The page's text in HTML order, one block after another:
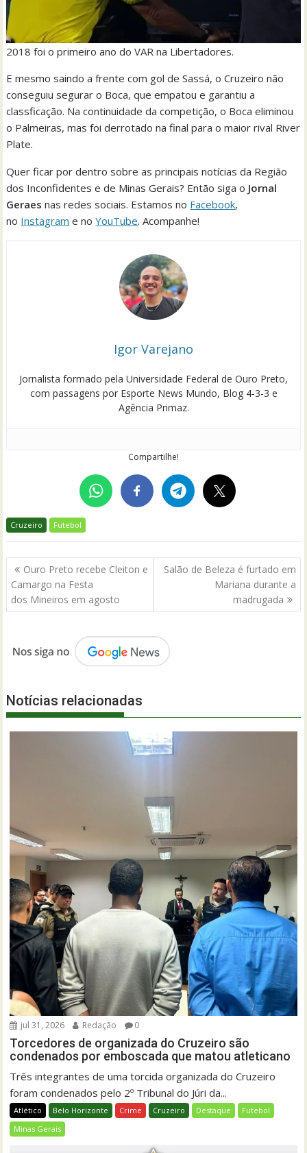
2018 foi o primeiro ano do VAR na Libertadores.
E mesmo saindo a frente com gol de Sassá, o Cruzeiro não
conseguiu segurar o Boca, que empatou e garantiu a
classficação. Na continuidade da competição, o Boca eliminou
o Palmeiras, mas foi derrotado na final para o maior rival River
Plate.
Quer ficar por dentro sobre as principais notícias da Região
dos Inconfidentes e de Minas Gerais? Então siga o Jornal
Geraesnas redes sociais. Estamos no Facebook,
no Instagram e noYouTube. Acompanhe!
Igor Varejano
Jornalista formado pela Universidade Federal de Ouro Preto,
com passagens por Esporte News Mundo, Blog 4-3-3 e
Agência Primaz.
Compartilhe!
Cruzeiro Futebol
Navegação
de
Post
Ouro Preto recebe Cleiton e
Camargo na Festa
dos Mineiros em agosto
Salão de Beleza é furtado em
Mariana durante a
madrugada
Notícias relacionadas
jul 31, 2026 Redação 0
Torcedores de organizada do Cruzeiro são
condenados por emboscada que matou atleticano
Três integrantes de uma torcida organizada do Cruzeiro
foram condenados pelo 2º Tribunal do Júri da...
Atlético Belo Horizonte Crime Cruzeiro Destaque
Futebol
Minas Gerais